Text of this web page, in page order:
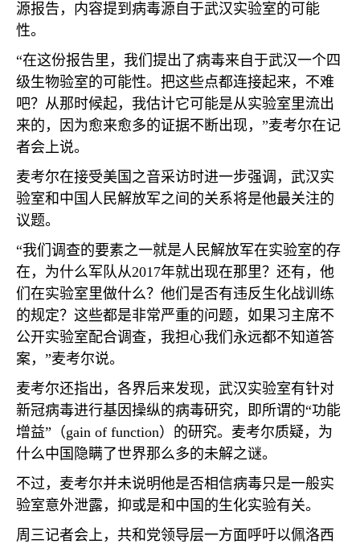
源报告，内容提到病毒源自于武汉实验室的可能
性。
“在这份报告里，我们提出了病毒来自于武汉一个四
级生物验室的可能性。把这些点都连接起来，不难
吧？从那时候起，我估计它可能是从实验室里流出
来的，因为愈来愈多的证据不断出现，”麦考尔在记
者会上说。
麦考尔在接受美国之音采访时进一步强调，武汉实
验室和中国人民解放军之间的关系将是他最关注的
议题。
“我们调查的要素之一就是人民解放军在实验室的存
在，为什么军队从2017年就出现在那里？还有，他
们在实验室里做什么？他们是否有违反生化战训练
的规定？这些都是非常严重的问题，如果习主席不
公开实验室配合调查，我担心我们永远都不知道答
案，”麦考尔说。
麦考尔还指出，各界后来发现，武汉实验室有针对
新冠病毒进行基因操纵的病毒研究，即所谓的“功能
增益”（gain of function）的研究。麦考尔质疑，为
什么中国隐瞒了世界那么多的未解之谜。
不过，麦考尔并未说明他是否相信病毒只是一般实
验室意外泄露，抑或是和中国的生化实验有关。
周三记者会上，共和党领导层一方面呼吁以佩洛西